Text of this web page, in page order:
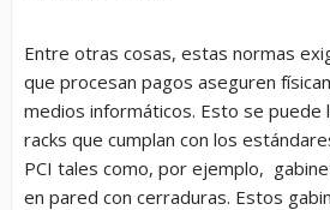
Entre otras cosas, estas normas
que procesan pagos aseguren
medios informáticos. Esto se puede
racks que cumplan con los
PCI tales como, por ejemplo,
en pared con cerraduras. Estos